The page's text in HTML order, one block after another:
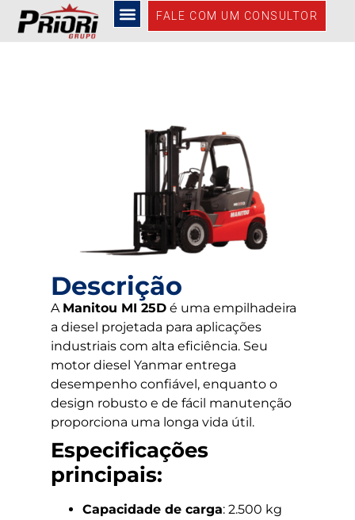
FALE COM UM CONSULTOR
Descrição
A Manitou MI 25D é uma empilhadeira
a diesel projetada para aplicações
industriais com alta eficiência. Seu
motor diesel Yanmar entrega
desempenho confiável, enquanto o
design robusto e de fácil manutenção
proporciona uma longa vida útil.
Especificações
principais:
Capacidade de carga: 2.500 kg